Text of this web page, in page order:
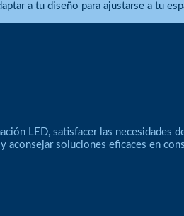
a tu diseño para ajustarse a tu
LED, satisfacer las necesidades
aconsejar soluciones eficaces en